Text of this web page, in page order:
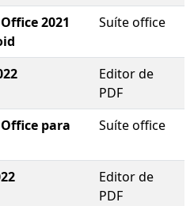
2021
Suíte office
Editor de
PDF
para
Suíte office
Editor de
PDF